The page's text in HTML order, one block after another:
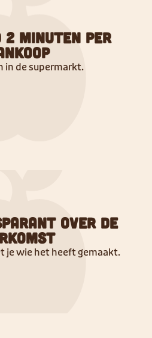
2 minuten per
in de supermarkt.
over de
je wie het heeft gemaakt.